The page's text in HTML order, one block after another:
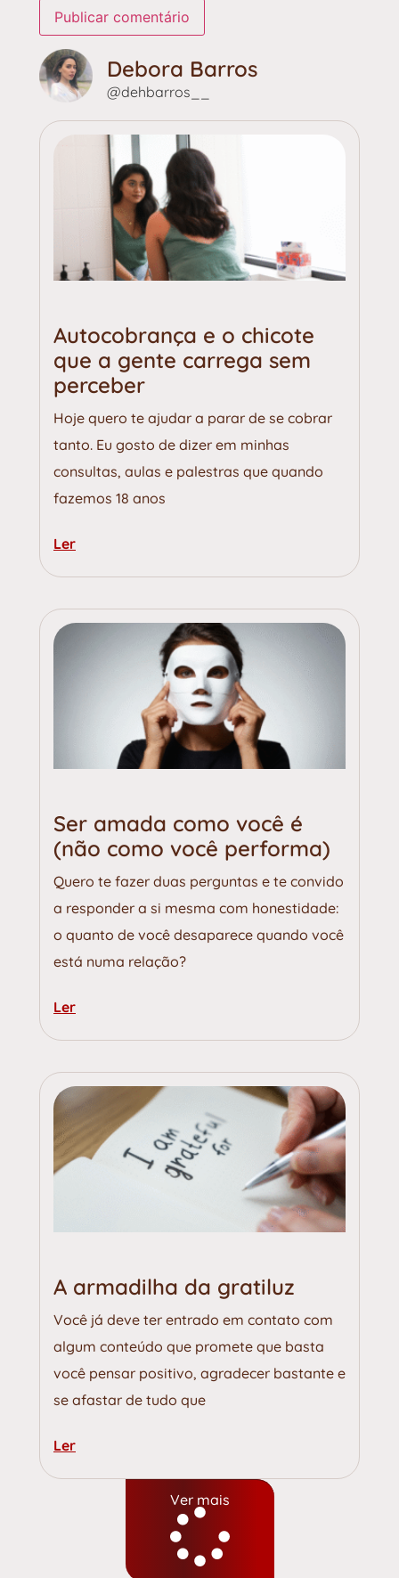
Debora Barros
@dehbarros__
Autocobrança e o chicote
que a gente carrega sem
perceber
Hoje quero te ajudar a parar de se cobrar
tanto. Eu gosto de dizer em minhas
consultas, aulas e palestras que quando
fazemos 18 anos
Ler
Ser amada como você é
(não como você performa)
Quero te fazer duas perguntas e te convido
a responder a si mesma com honestidade:
o quanto de você desaparece quando você
está numa relação?
Ler
A armadilha da gratiluz
Você já deve ter entrado em contato com
algum conteúdo que promete que basta
você pensar positivo, agradecer bastante e
se afastar de tudo que
Ler
Ver mais